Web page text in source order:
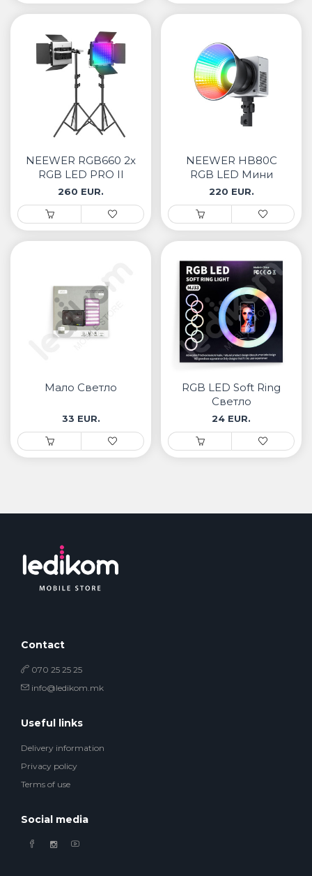
NEEWER RGB660 2x
RGB LED PRO II
комплет
260 EUR.
NEEWER HB80C
RGB LED Мини
Видео Светло
220 EUR.
Мало Светло
33 EUR.
RGB LED Soft Ring
Светло
24 EUR.
Contact
070 25 25 25
info@ledikom.mk
Useful links
Delivery information
Privacy policy
Terms of use
Social media